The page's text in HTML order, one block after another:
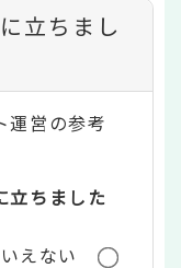
立ちまし
運営の参考
立ちました
えない